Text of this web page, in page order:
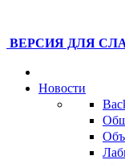
ВЕРСИЯ ДЛЯ
Новости